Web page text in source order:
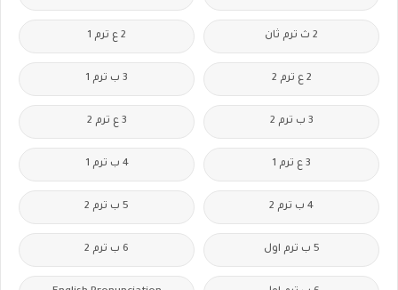
2 ث ترم ثان 2 ع ترم 1
2 ع ترم 2 3 ب ترم 1
3 ب ترم 2 3 ع ترم 2
3 ع ترم 1 4 ب ترم 1
4 ب ترم 2 5 ب ترم 2
5 ب ترم اول 6 ب ترم 2